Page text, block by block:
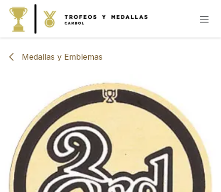
IR AL CONTENIDO
Medallas y Emblemas